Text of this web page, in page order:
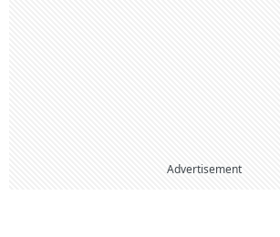
Advertisement